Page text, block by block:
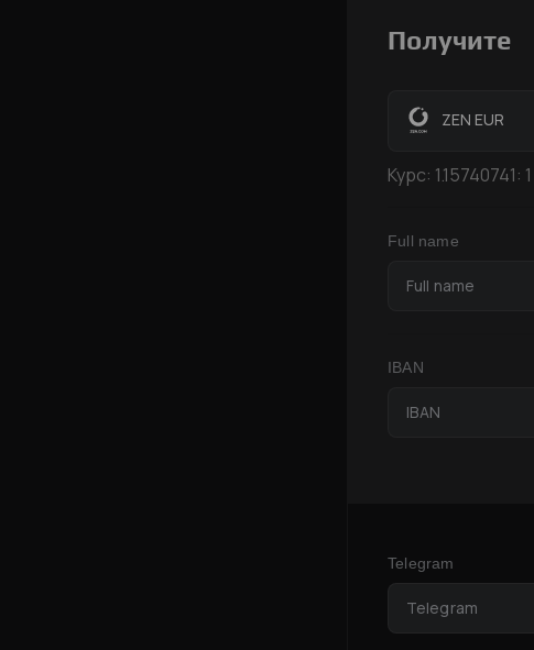
Получите
ZEN EUR
Курс: 1.15740741: 1
Full name
IBAN
Telegram